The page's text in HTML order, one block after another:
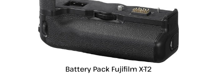
Battery Pack Fujifilm X-T2